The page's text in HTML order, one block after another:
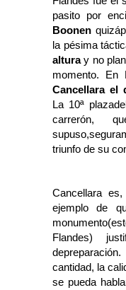
pasito por
Boonen
la pésima
alturay no
momento. En
Cancellara el
La 10ª
carrerón,
triunfo de su
Cancellara
ejemplo de
Flandes)
cantidad, la
se pueda